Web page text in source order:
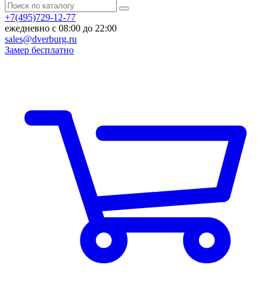
+7(495)729-12-77
ежедневно с 08:00 до 22:00
sales@dverburg.ru
Замер бесплатно